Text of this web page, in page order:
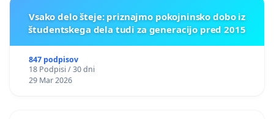
Vsako delo šteje: priznajmo pokojninsko dobo iz
študentskega dela tudi za generacijo pred 2015
847 podpisov
18 Podpisi / 30 dni
29 Mar 2026